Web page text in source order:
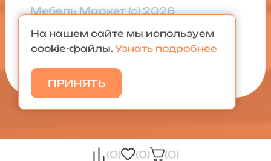
(0) (0) (0)
Мебель Маркет (с) 2026
Политика конфиденциальности
Карта сайта
На нашем сайте мы используем
cookie-файлы. Узнать подробнее
ПРИНЯТЬ